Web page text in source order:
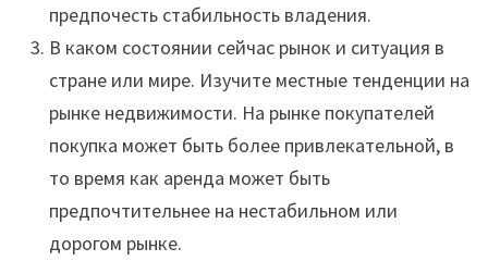
предпочесть стабильность владения.
В каком состоянии сейчас рынок и ситуация в
стране или мире. Изучите местные тенденции на
рынке недвижимости. На рынке покупателей
покупка может быть более привлекательной, в
то время как аренда может быть
предпочтительнее на нестабильном или
дорогом рынке.